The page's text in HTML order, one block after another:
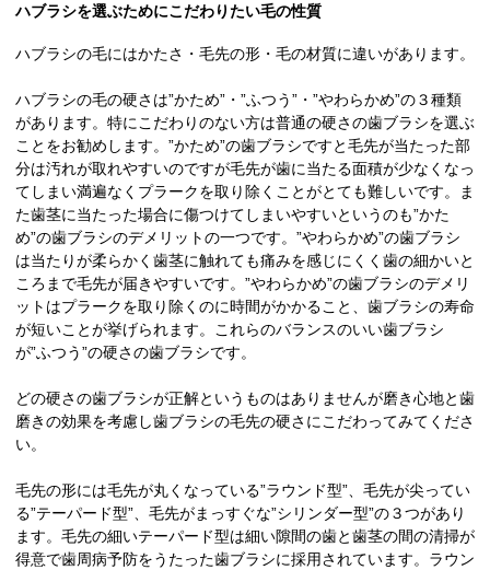
ハブラシを選ぶためにこだわりたい毛の性質
ハブラシの毛にはかたさ・毛先の形・毛の材質に違いがあります。
ハブラシの毛の硬さは”かため”・”ふつう”・”やわらかめ”の３種類
があります。特にこだわりのない方は普通の硬さの歯ブラシを選ぶ
ことをお勧めします。”かため”の歯ブラシですと毛先が当たった部
分は汚れが取れやすいのですが毛先が歯に当たる面積が少なくなっ
てしまい満遍なくプラークを取り除くことがとても難しいです。ま
た歯茎に当たった場合に傷つけてしまいやすいというのも”かた
め”の歯ブラシのデメリットの一つです。”やわらかめ”の歯ブラシ
は当たりが柔らかく歯茎に触れても痛みを感じにくく歯の細かいと
ころまで毛先が届きやすいです。”やわらかめ”の歯ブラシのデメリ
ットはプラークを取り除くのに時間がかかること、歯ブラシの寿命
が短いことが挙げられます。これらのバランスのいい歯ブラシ
が”ふつう”の硬さの歯ブラシです。
どの硬さの歯ブラシが正解というものはありませんが磨き心地と歯
磨きの効果を考慮し歯ブラシの毛先の硬さにこだわってみてくださ
い。
毛先の形には毛先が丸くなっている”ラウンド型”、毛先が尖ってい
る”テーパード型”、毛先がまっすぐな”シリンダー型”の３つがあり
ます。毛先の細いテーパード型は細い隙間の歯と歯茎の間の清掃が
得意で歯周病予防をうたった歯ブラシに採用されています。ラウン